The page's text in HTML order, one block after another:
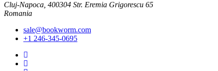
Cluj-Napoca, 400304 Str. Eremia Grigorescu 65
Romania
sale@bookworm.com
+1 246-345-0695